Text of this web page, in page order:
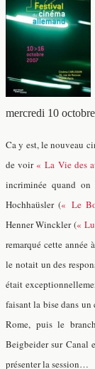
mercredi 10
Ca y est, le nouveau
de voir « La Vie des
incriminée quand
Hochhaüsler (« Le
Henner Winckler («
remarqué cette année
le notait un des
était
faisant la bise dans
Rome, puis le
Beigbeider sur Canal
présenter la session…